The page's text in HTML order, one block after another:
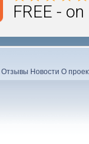
FREE -
Отзывы Новости О